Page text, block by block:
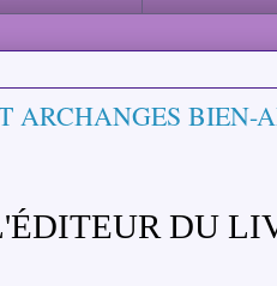
ARCHANGES BIEN-
DU